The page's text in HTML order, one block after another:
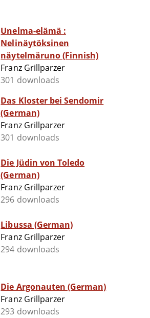
Unelma-elämä :
Nelinäytöksinen
näytelmäruno (Finnish)
Franz Grillparzer
301 downloads
Das Kloster bei Sendomir
(German)
Franz Grillparzer
301 downloads
Die Jüdin von Toledo
(German)
Franz Grillparzer
296 downloads
Libussa (German)
Franz Grillparzer
294 downloads
Die Argonauten (German)
Franz Grillparzer
293 downloads